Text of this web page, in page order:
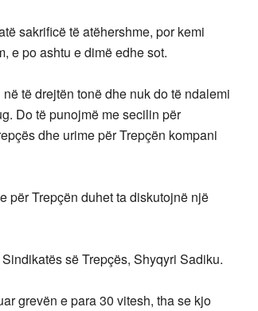
sakrificë të atëhershme, por kemi
e po ashtu e dimë edhe sot.
të drejtën tonë dhe nuk do të ndalemi
Do të punojmë me secilin për
dhe urime për Trepçën kompani
për Trepçën duhet ta diskutojnë një
së Trepçës, Shyqyri Sadiku.
grevën e para 30 vitesh, tha se kjo